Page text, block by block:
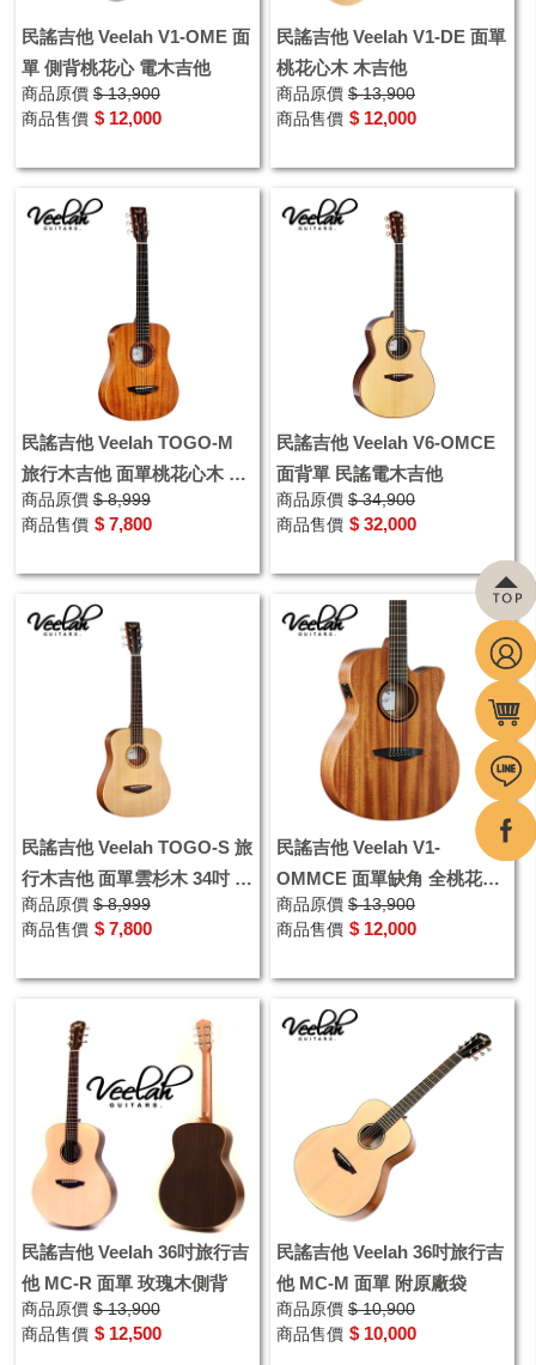
民謠吉他 Veelah V1-OME 面
單 側背桃花心 電木吉他
商品原價 $ 13,900
商品售價 $ 12,000
民謠吉他 Veelah V1-DE 面單
桃花心木 木吉他
商品原價 $ 13,900
商品售價 $ 12,000
民謠吉他 Veelah TOGO-M
旅行木吉他 面單桃花心木 34
吋 送原廠袋
商品原價 $ 8,999
商品售價 $ 7,800
民謠吉他 Veelah V6-OMCE
面背單 民謠電木吉他
商品原價 $ 34,900
商品售價 $ 32,000
民謠吉他 Veelah TOGO-S 旅
行木吉他 面單雲杉木 34吋 送
原廠袋
商品原價 $ 8,999
商品售價 $ 7,800
民謠吉他 Veelah V1-
OMMCE 面單缺角 全桃花心
木 附原廠琴袋
商品原價 $ 13,900
商品售價 $ 12,000
民謠吉他 Veelah 36吋旅行吉
他 MC-R 面單 玫瑰木側背
商品原價 $ 13,900
商品售價 $ 12,500
民謠吉他 Veelah 36吋旅行吉
他 MC-M 面單 附原廠袋
商品原價 $ 10,900
商品售價 $ 10,000